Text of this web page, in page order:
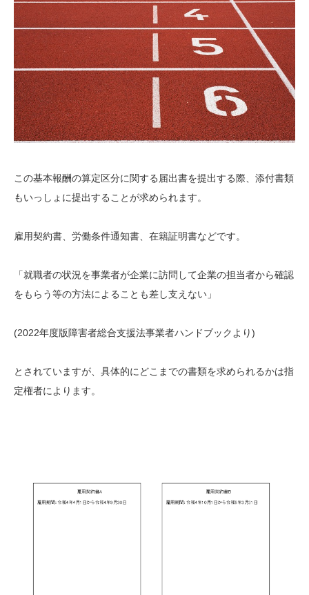
この基本報酬の算定区分に関する届出書を提出する際、添付書類
もいっしょに提出することが求められます。
雇用契約書、労働条件通知書、在籍証明書などです。
「就職者の状況を事業者が企業に訪問して企業の担当者から確認
をもらう等の方法によることも差し支えない」
(2022年度版障害者総合支援法事業者ハンドブックより)
とされていますが、具体的にどこまでの書類を求められるかは指
定権者によります。